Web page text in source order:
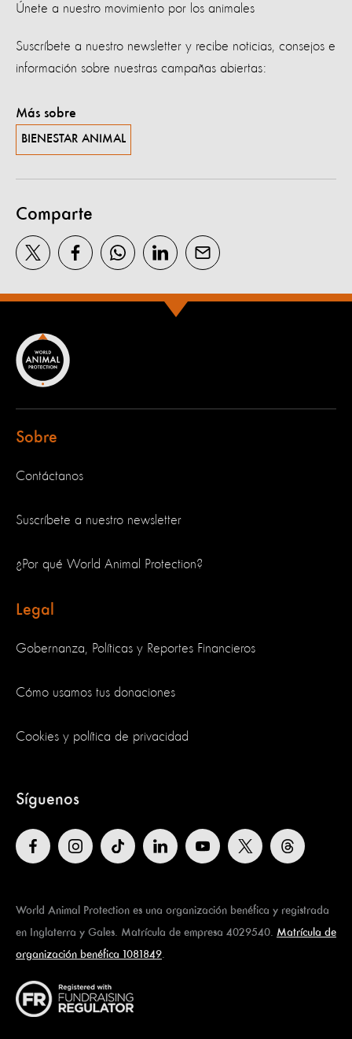
Únete a nuestro movimiento por los animales
Suscríbete a nuestro newsletter y recibe noticias, consejos e
información sobre nuestras campañas abiertas:
Más sobre
BIENESTAR ANIMAL
Comparte
Sobre
Contáctanos
Suscríbete a nuestro newsletter
¿Por qué World Animal Protection?
Legal
Gobernanza, Políticas y Reportes Financieros
Cómo usamos tus donaciones
Cookies y política de privacidad
Síguenos
World Animal Protection es una organización benéfica y registrada
en Inglaterra y Gales. Matrícula de empresa 4029540. Matrícula de
organización benéfica 1081849